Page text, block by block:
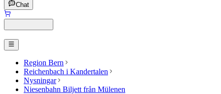
Chat
Region Bern
Reichenbach i Kandertalen
Nysningar
Niesenbahn Biljett från Mülenen